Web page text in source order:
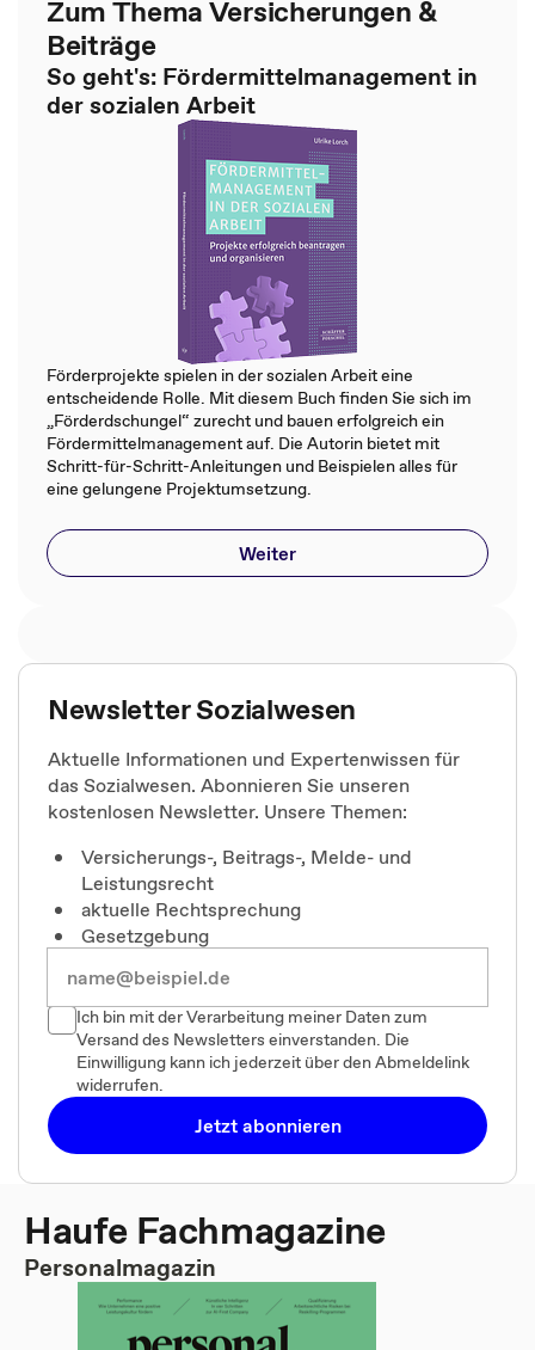
Zum Thema Versicherungen &
Beiträge
So geht's: Fördermittelmanagement in
der sozialen Arbeit
Förderprojekte spielen in der sozialen Arbeit eine
entscheidende Rolle. Mit diesem Buch finden Sie sich im
„Förderdschungel“ zurecht und bauen erfolgreich ein
Fördermittelmanagement auf. Die Autorin bietet mit
Schritt-für-Schritt-Anleitungen und Beispielen alles für
eine gelungene Projektumsetzung.
Weiter
Newsletter Sozialwesen
Aktuelle Informationen und Expertenwissen für
das Sozialwesen. Abonnieren Sie unseren
kostenlosen Newsletter. Unsere Themen:
Versicherungs-, Beitrags-, Melde- und
Leistungsrecht
aktuelle Rechtsprechung
Gesetzgebung
Ich bin mit der Verarbeitung meiner Daten zum
Versand des Newsletters einverstanden. Die
Einwilligung kann ich jederzeit über den Abmeldelink
widerrufen.
Jetzt abonnieren
Haufe Fachmagazine
Personalmagazin